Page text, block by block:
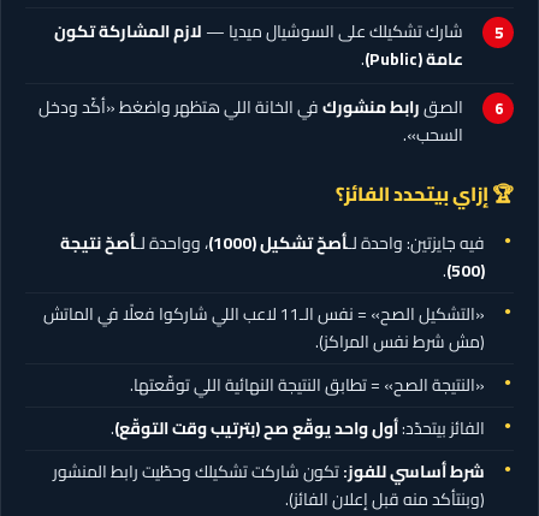
شارك تشكيلك على السوشيال ميديا —لازم المشاركة تكون
عامة (Public)
.
الصقرابط منشوركفي الخانة اللي هتظهر واضغط «أكّد ودخل
السحب».
🏆 إزاي بيتحدد الفائز؟
فيه جايزتين: واحدة لـأصحّ تشكيل(1000) ، وواحدة لـأصحّ نتيجة
(500)
.
«التشكيل الصح» = نفس الـ11 لاعب اللي شاركوا فعلًا في الماتش
(مش شرط نفس المراكز).
«النتيجة الصح» = تطابق النتيجة النهائية اللي توقّعتها.
الفائز بيتحدّد:أول واحد يوقّع صح (بترتيب وقت التوقّع).
شرط أساسي للفوز:تكون شاركت تشكيلك وحطّيت رابط المنشور
(وبنتأكد منه قبل إعلان الفائز).